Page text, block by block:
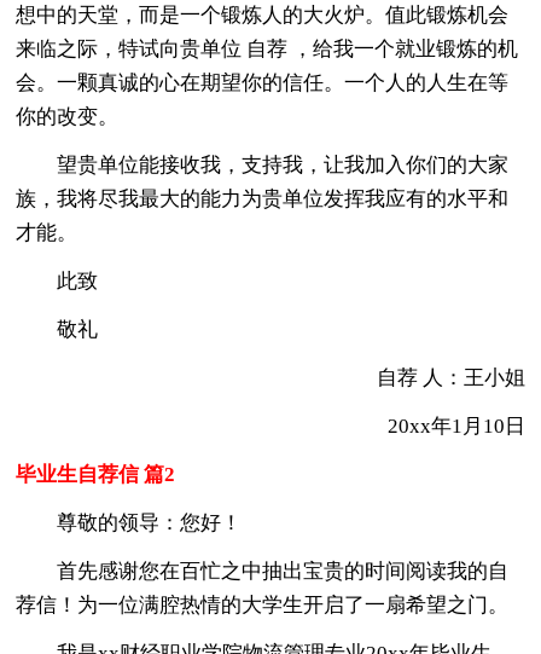
想中的天堂，而是一个锻炼人的大火炉。值此锻炼机会
来临之际，特试向贵单位 自荐 ，给我一个就业锻炼的机
会。一颗真诚的心在期望你的信任。一个人的人生在等
你的改变。
望贵单位能接收我，支持我，让我加入你们的大家
族，我将尽我最大的能力为贵单位发挥我应有的水平和
才能。
此致
敬礼
自荐 人：王小姐
20xx年1月10日
毕业生自荐信 篇2
尊敬的领导：您好！
首先感谢您在百忙之中抽出宝贵的时间阅读我的自
荐信！为一位满腔热情的大学生开启了一扇希望之门。